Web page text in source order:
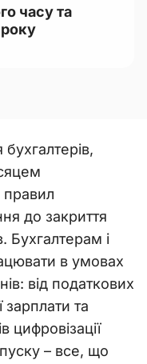
часу та
року
правил
до закриття
Бухгалтерам і
в умовах
від податкових
зарплати та
цифровізації
– все, що